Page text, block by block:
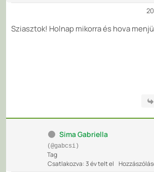
Sziasztok! Holnap mikorra és hova
Sima Gabriella
(@gabcsi)
Tag
Csatlakozva: 3 év telt el